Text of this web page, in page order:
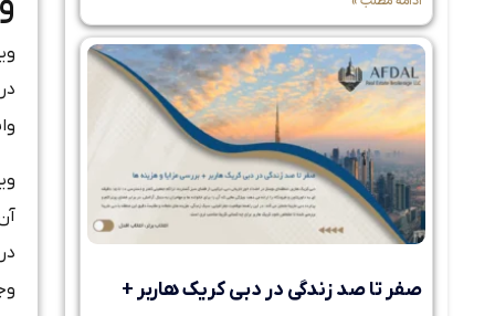
صفر تا صد زندگی در دبی کریک هاربر +